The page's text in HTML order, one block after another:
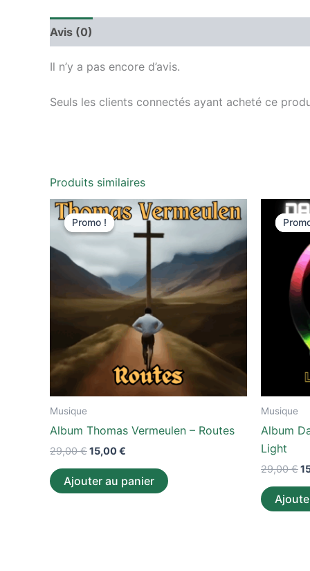
Avis (0)
Il n’y a pas encore d’avis.
Seuls les clients connectés ayant acheté ce
Produits similaires
Promo !
Promo !
Musique
Album Thomas Vermeulen – Routes
29,00€
Le
prix
initial
15,00€
Le
prix
est :
Ajouter au panier
Musique
Album
Light
29,00€